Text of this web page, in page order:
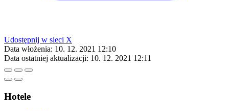
Udostępnij w sieci X
Data włożenia: 10. 12. 2021 12:10
Data ostatniej aktualizacji: 10. 12. 2021 12:11
Hotele